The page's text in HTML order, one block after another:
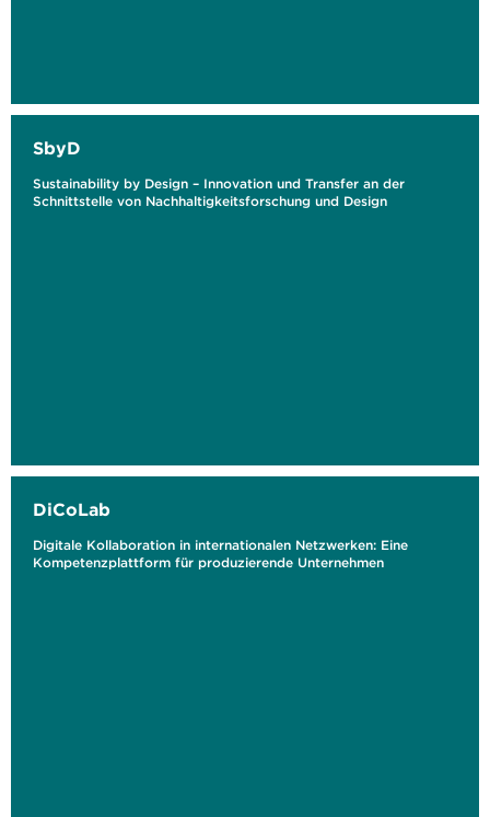
SbyD
Sustainability by Design – Innovation und Transfer an der
Schnittstelle von Nachhaltigkeitsforschung und Design
DiCoLab
Digitale Kollaboration in internationalen Netzwerken: Eine
Kompetenzplattform für produzierende Unternehmen